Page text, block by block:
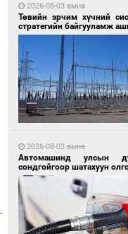
11 цагийн өмнө өмнө
УИХ-ын дарга
тэнгэрийг тахих тахилгад
11 цагийн өмнө өмнө
2026-08-03 өмнө
Төвийн эрчим хүчний
стратегийн байгууламж
2026-08-03 өмнө
Автомашинд улсын
сондгойгоор шатахуун